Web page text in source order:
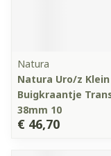
Natura
Natura Uro/z Klein
Buigkraantje
38mm 10
€ 46,70